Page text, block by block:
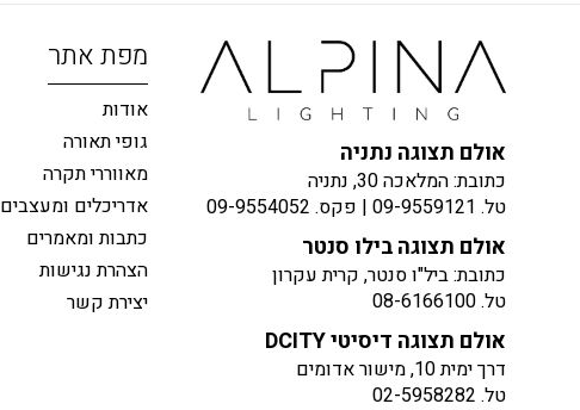
אולם תצוגה נתניה
כתובת: המלאכה 30, נתניה
טל. 09-9559121 | פקס. 09-9554052
אולם תצוגה בילו סנטר
כתובת: ביל"ו סנטר, קרית עקרון
טל.08-6166100
אולם תצוגה דיסיטי DCITY
דרך ימית 10, מישור אדומים
טל. 02-5958282
מפת אתר
אודות
גופי תאורה
מאווררי תקרה
אדריכלים ומעצבים
כתבות ומאמרים
הצהרת נגישות
יצירת קשר